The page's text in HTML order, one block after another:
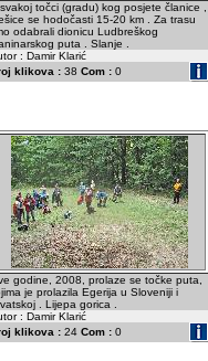
točci (gradu) kog posjete članice ,
se hodočasti 15-20 km . Za trasu
odabrali dionicu Ludbreškog
puta . Slanje .
: Damir Klarić
klikova : 38 Com : 0
godine, 2008, prolaze se točke puta,
je prolazila Egerija u Sloveniji i
. Lijepa gorica .
: Damir Klarić
klikova : 24 Com : 0